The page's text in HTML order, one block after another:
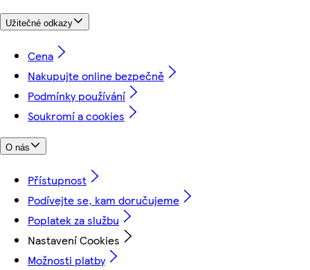
Užitečné odkazy
Cena
Nakupujte online bezpečně
Podmínky používání
Soukromí a cookies
O nás
Přístupnost
Podívejte se, kam doručujeme
Poplatek za službu
Nastavení Cookies
Možnosti platby